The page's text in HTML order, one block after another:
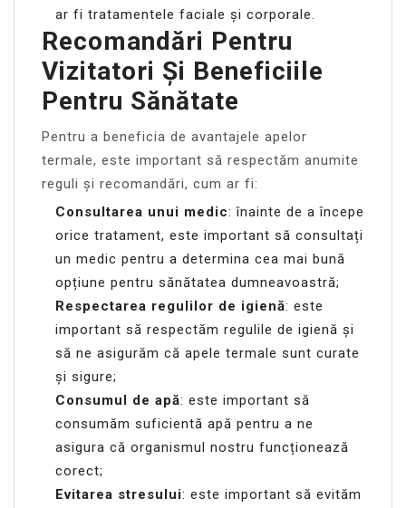
ar fi tratamentele faciale și corporale.
Recomandări Pentru
Vizitatori Și Beneficiile
Pentru Sănătate
Pentru a beneficia de avantajele apelor
termale, este important să respectăm anumite
reguli și recomandări, cum ar fi:
Consultarea unui medic: înainte de a începe
orice tratament, este important să consultați
un medic pentru a determina cea mai bună
opțiune pentru sănătatea dumneavoastră;
Respectarea regulilor de igienă: este
important să respectăm regulile de igienă și
să ne asigurăm că apele termale sunt curate
și sigure;
Consumul de apă: este important să
consumăm suficientă apă pentru a ne
asigura că organismul nostru funcționează
corect;
Evitarea stresului: este important să evităm